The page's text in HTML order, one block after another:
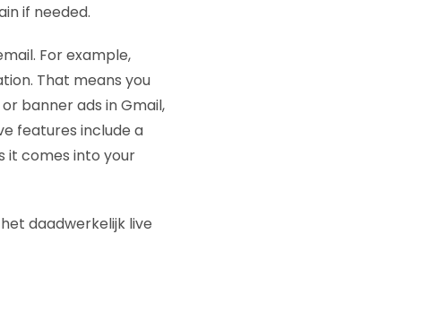
if needed.
For example,
That means you
banner ads in Gmail,
features include a
it comes into your
daadwerkelijk live